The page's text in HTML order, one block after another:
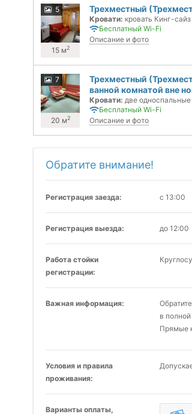
5
15 м2
Трехместный
Кровати: кровать Кинг-
Бесплатный Wi-Fi
Описание и фото
7
20 м2
Трехместный
ванной комнатой вне
Кровати: две односпальные
Бесплатный Wi-Fi
Описание и фото
Обратите внимание!
Регистрация заезда: с 13:00
Регистрация выезда: до 12:00
Работа стойки
регистрации:
Важная информация:
в
Прямые
Условия и правила
проживания:
Варианты оплаты,